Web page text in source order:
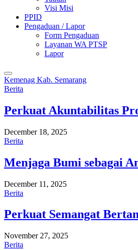
Visi Misi
PPID
Pengaduan / Lapor
Form Pengaduan
Layanan WA PTSP
Lapor
Kemenag Kab. Semarang
Berita
Perkuat Akuntabilitas
December 18, 2025
Berita
Menjaga Bumi sebagai
December 11, 2025
Berita
Perkuat Semangat
November 27, 2025
Berita